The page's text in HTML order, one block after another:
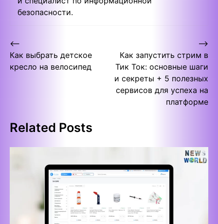
безопасности.
Post
navigation
⟵
Как выбрать детское
кресло на велосипед
Как запустить стрим в
Тик Ток: основные шаги
и секреты + 5 полезных
сервисов для успеха на
платформе
⟶
Related Posts